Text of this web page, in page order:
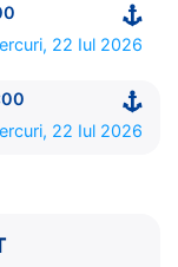
22 Iul 2026
22 Iul 2026